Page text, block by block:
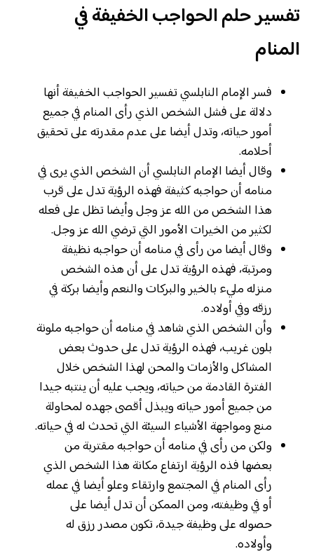
تفسير حلم الحواجب الخفيفة في
المنام
فسر الإمام النابلسي تفسير الحواجب الخفيفة أنها
دلالة على فشل الشخص الذي رأى المنام في جميع
أمور حياته، وتدل أيضا على عدم مقدرته على تحقيق
أحلامه.
وقال أيضا الإمام النابلسي أن الشخص الذي يرى في
منامه أن حواجبه كثيفة فهذه الرؤية تدل على قرب
هذا الشخص من الله عز وجل وأيضا تظل على فعله
لكثير من الخيرات الأمور التي ترضي الله عز وجل.
وقال أيضا من رأى في منامه أن حواجبه نظيفة
ومرتبة، فهذه الرؤية تدل على أن هذه الشخص
منزله مليء بالخير والبركات والنعم وأيضا بركة في
رزقه وفي أولاده.
وأن الشخص الذي شاهد في منامه أن حواجبه ملونة
بلون غريب، فهذه الرؤية تدل على حدوث بعض
المشاكل والأزمات والمحن لهذا الشخص خلال
الفترة القادمة من حياته، ويجب عليه أن ينتبه جيدا
من جميع أمور حياته ويبذل أقصى جهده لمحاولة
منع ومواجهة الأشياء السيئة التي تحدث له في حياته.
ولكن من رأى في منامه أن حواجبه مقتربة من
بعضها فذه الرؤية ارتفاع مكانة هذا الشخص الذي
رأى المنام في المجتمع وارتقاء وعلو أيضا في عمله
أو في وظيفته، ومن الممكن أن تدل أيضا على
حصوله على وظيفة جيدة، تكون مصدر رزق له
وأولاده.